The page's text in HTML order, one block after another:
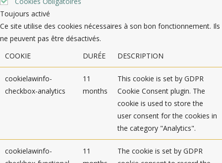
Toujours activé
Ce site utilise des cookies nécessaires à son bon fonctionnement. Ils
ne peuvent pas être désactivés.
COOKIE
DURÉE DESCRIPTION
cookielawinfo-
checkbox-analytics
11
months
This cookie is set by GDPR
Cookie Consent plugin. The
cookie is used to store the
user consent for the cookies in
the category "Analytics".
cookielawinfo-
11
The cookie is set by GDPR